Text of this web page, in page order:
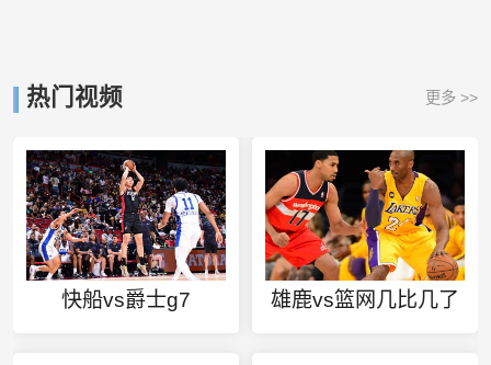
热门视频 更多 >>
快船vs爵士g7 雄鹿vs篮网几比几了